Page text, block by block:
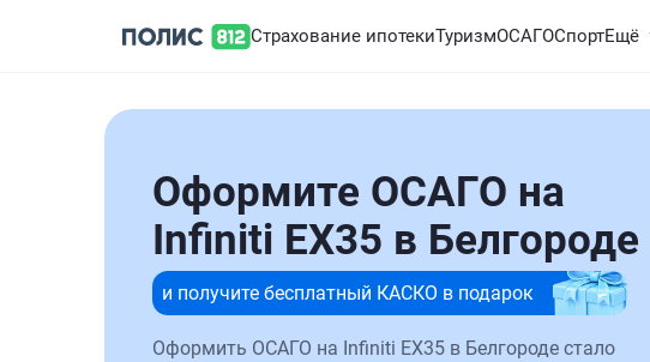
Страхование ипотекиТуризмОСАГОСпортЕщё
Оформите ОСАГО на
Infiniti EX35 в Белгороде
и получите бесплатный КАСКО в подарок
Оформить ОСАГО на Infiniti EX35 в Белгороде стало